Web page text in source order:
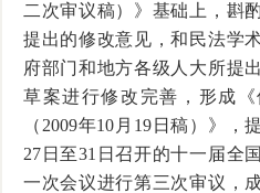
二次审议稿）》基础上，斟
提出的修改意见，和民法学
府部门和地方各级人大所提
草案进行修改完善，形成
（2009年10月19日稿）》，
27日至31日召开的十一届全
一次会议进行第三次审议，